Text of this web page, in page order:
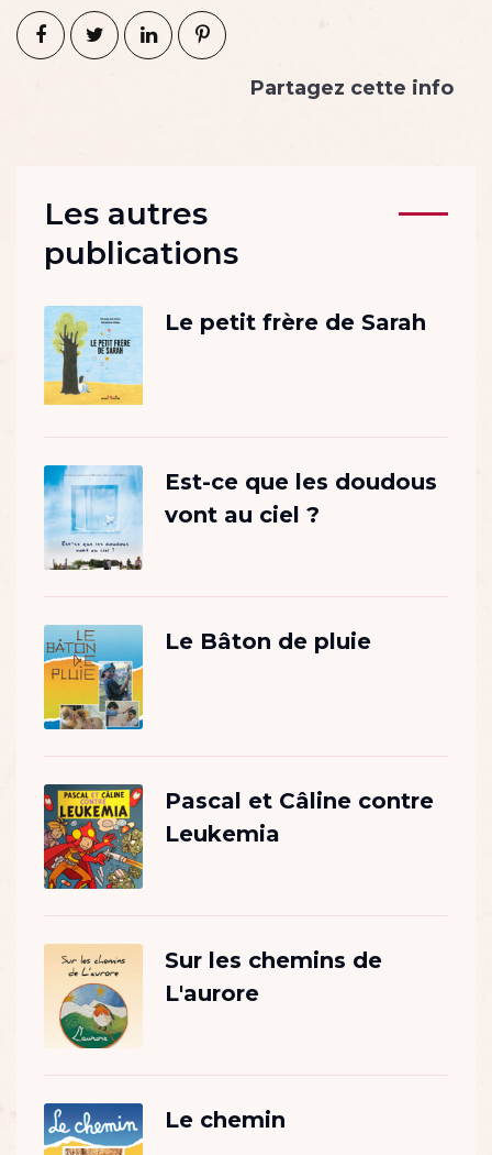
Partagez cette info
Les autres
publications
Le petit frère de Sarah
Est-ce que les doudous
vont au ciel ?
Le Bâton de pluie
Pascal et Câline contre
Leukemia
Sur les chemins de
L'aurore
Le chemin